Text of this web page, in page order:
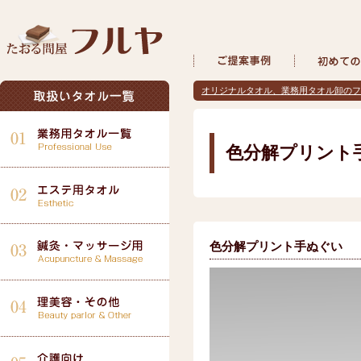
オリジナルタオル、業務用タオル卸の
色分解プリント
色分解プリント手ぬぐい